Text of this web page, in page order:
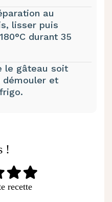
au
lisser puis
durant 35
le gâteau soit
et
!
recette